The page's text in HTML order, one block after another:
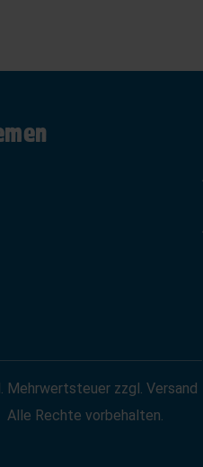
Mehrwertsteuer zzgl. Versand
Alle Rechte vorbehalten.